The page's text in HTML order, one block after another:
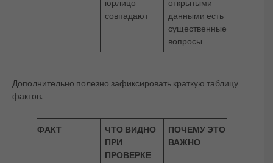
юрлицо
совпадают
открытыми
данными есть
существенные
вопросы
Дополнительно полезно зафиксировать краткую таблицу
фактов.
ФАКТ
ЧТО ВИДНО
ПРИ
ПРОВЕРКЕ
ПОЧЕМУ ЭТО
ВАЖНО